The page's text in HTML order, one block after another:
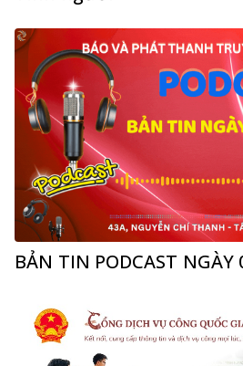
BẢN TIN PODCAST NGÀY